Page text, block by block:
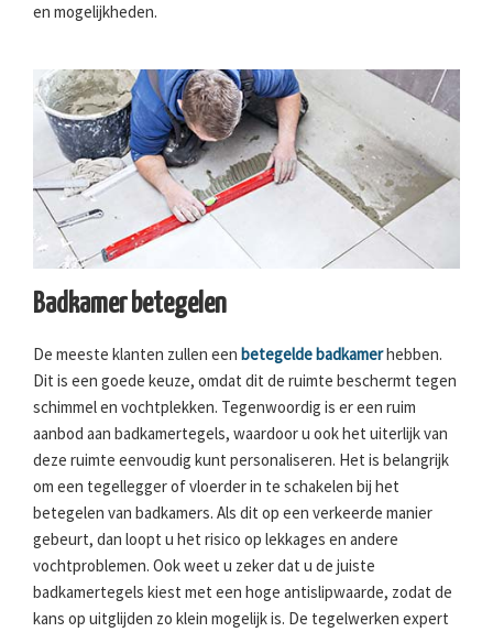
en mogelijkheden.
Badkamer betegelen
De meeste klanten zullen een betegelde badkamerhebben.
Dit is een goede keuze, omdat dit de ruimte beschermt tegen
schimmel en vochtplekken. Tegenwoordig is er een ruim
aanbod aan badkamertegels, waardoor u ook het uiterlijk van
deze ruimte eenvoudig kunt personaliseren. Het is belangrijk
om een tegellegger of vloerder in te schakelen bij het
betegelen van badkamers. Als dit op een verkeerde manier
gebeurt, dan loopt u het risico op lekkages en andere
vochtproblemen. Ook weet u zeker dat u de juiste
badkamertegels kiest met een hoge antislipwaarde, zodat de
kans op uitglijden zo klein mogelijk is. De tegelwerken expert